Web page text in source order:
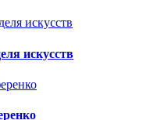
искусств